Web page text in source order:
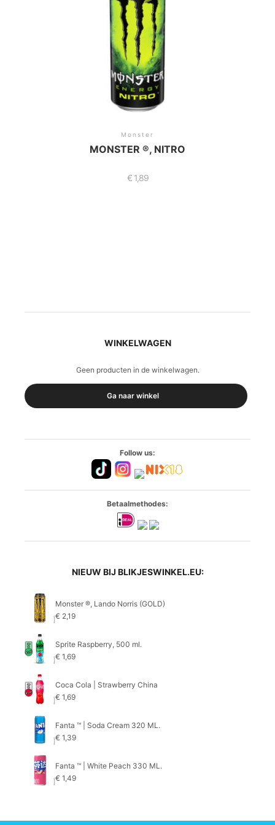
Monster
MONSTER ®, NITRO
€1,89
WINKELWAGEN
Geen producten in de winkelwagen.
Ga naar winkel
Follow us:
Betaalmethodes:
NIEUW BIJ BLIKJESWINKEL.EU:
Monster ®, Lando Norris (GOLD)
€ 2,19
Sprite Raspberry, 500 ml.
€ 1,69
Coca Cola | Strawberry China
€ 1,69
Fanta ™ | Soda Cream 320 ML.
€ 1,39
Fanta ™ | White Peach 330 ML.
€ 1,49